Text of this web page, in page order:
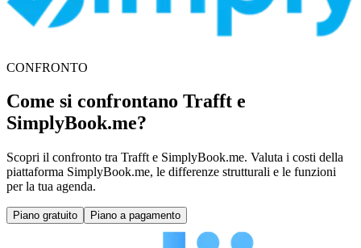
CONFRONTO
Come si confrontano Trafft e
SimplyBook.me?
Scopri il confronto tra Trafft e SimplyBook.me. Valuta i costi della
piattaforma SimplyBook.me, le differenze strutturali e le funzioni
per la tua agenda.
Piano gratuito Piano a pagamento